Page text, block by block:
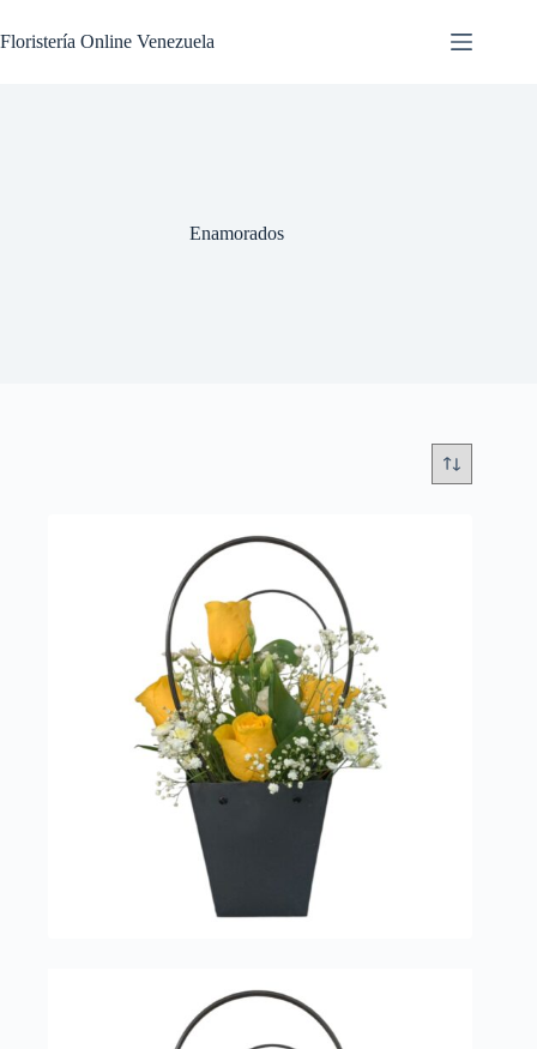
Floristería Online Venezuela
Enamorados